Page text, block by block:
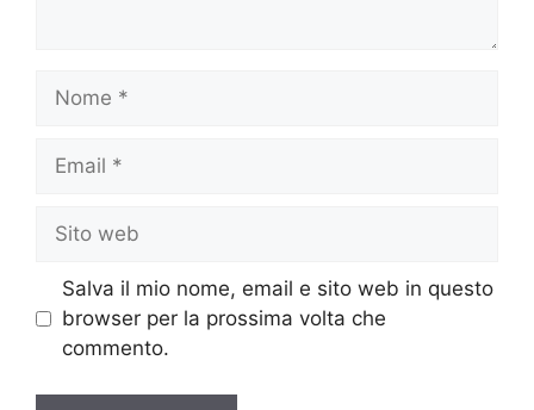
Nome
Email
Sito
web
Salva il mio nome, email e sito web in questo
browser per la prossima volta che
commento.